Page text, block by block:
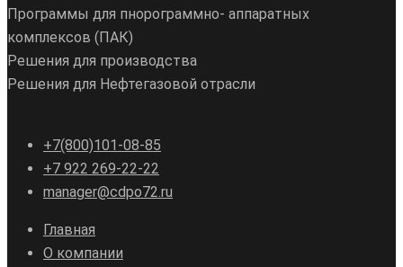
Программы для пнорограммно- аппаратных
комплексов (ПАК)
Решения для производства
Решения для Нефтегазовой отрасли
+7(800)101-08-85
+7 922 269-22-22
manager@cdpo72.ru
Главная
О компании